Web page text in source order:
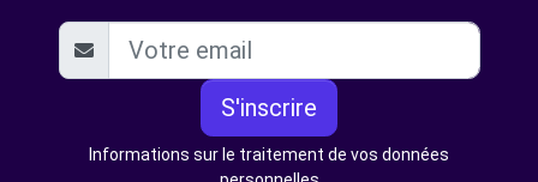
S'inscrire
Informations sur le traitement de vos données